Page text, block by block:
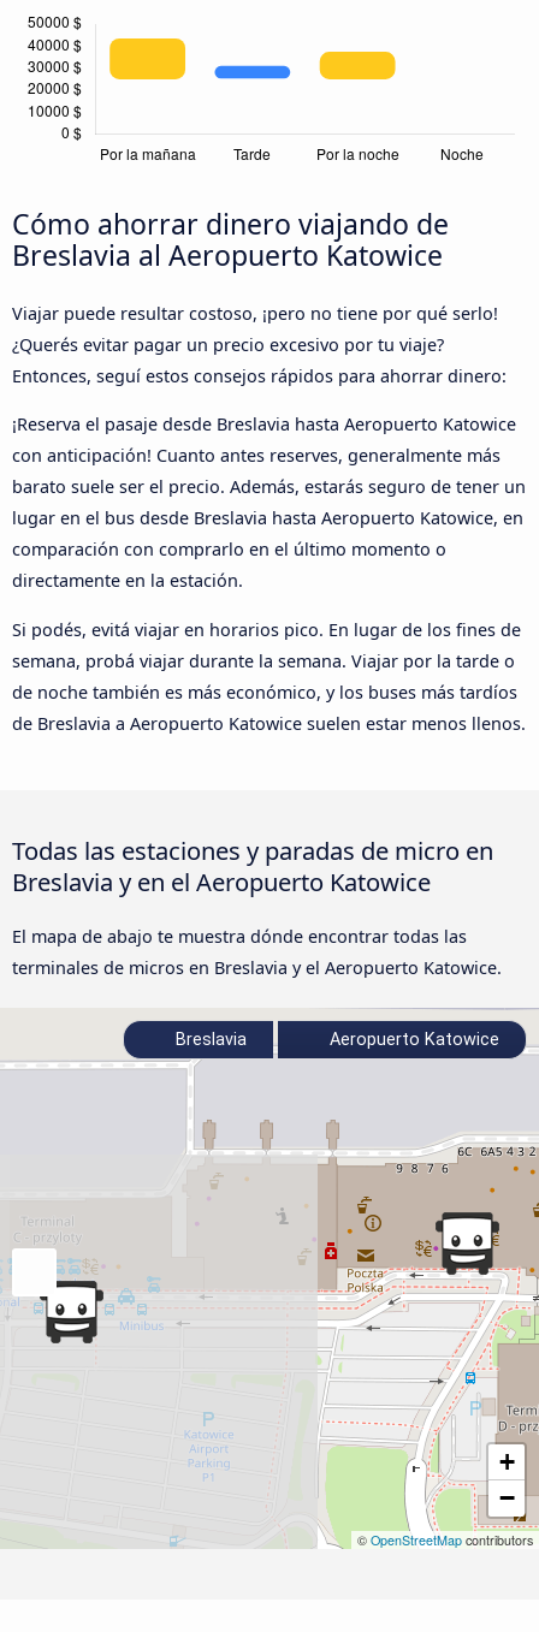
Cómo ahorrar dinero viajando de
Breslavia al Aeropuerto Katowice
Viajar puede resultar costoso, ¡pero no tiene por qué serlo!
¿Querés evitar pagar un precio excesivo por tu viaje?
Entonces, seguí estos consejos rápidos para ahorrar dinero:
¡Reserva el pasaje desde Breslavia hasta Aeropuerto Katowice
con anticipación! Cuanto antes reserves, generalmente más
barato suele ser el precio. Además, estarás seguro de tener un
lugar en el bus desde Breslavia hasta Aeropuerto Katowice, en
comparación con comprarlo en el último momento o
directamente en la estación.
Si podés, evitá viajar en horarios pico. En lugar de los fines de
semana, probá viajar durante la semana. Viajar por la tarde o
de noche también es más económico, y los buses más tardíos
de Breslavia a Aeropuerto Katowice suelen estar menos llenos.
Todas las estaciones y paradas de micro en
Breslavia y en el Aeropuerto Katowice
El mapa de abajo te muestra dónde encontrar todas las
terminales de micros en Breslavia y el Aeropuerto Katowice.
+
−
© OpenStreetMap contributors
Breslavia Aeropuerto Katowice